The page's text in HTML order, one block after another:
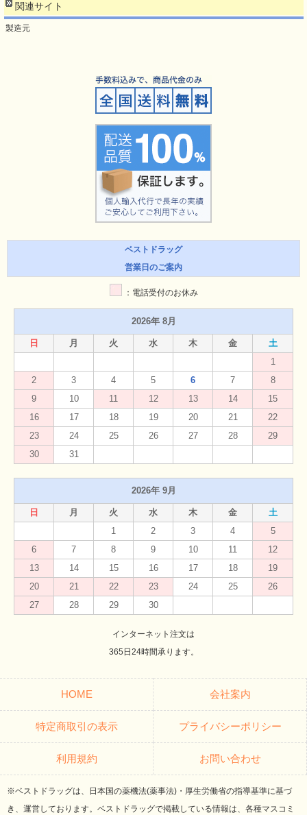
関連サイト
製造元
ベストドラッグ
営業日のご案内
：電話受付のお休み
2026年 8月
日 月 火 水 木 金
土
1
2
3 4 5 6 7
8
9
10 11 12 13 14
15
16
17 18 19 20 21
22
23
24 25 26 27 28
29
30
31
2026年 9月
日 月 火 水 木 金
土
1
2 3 4
5
6
7 8 9 10 11
12
13
14 15 16 17 18
19
20
21 22 23 24 25
26
27
28 29 30
インターネット注文は
365日24時間承ります。
HOME 会社案内
特定商取引の表示 プライバシーポリシー
利用規約 お問い合わせ
※ベストドラッグは、日本国の薬機法(薬事法)・厚生労働省の指導基準に基づ
き、運営しております。ベストドラッグで掲載している情報は、各種マスコミ